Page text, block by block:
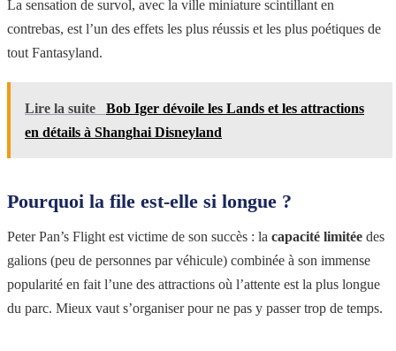
La sensation de survol, avec la ville miniature scintillant en
contrebas, est l’un des effets les plus réussis et les plus poétiques de
tout Fantasyland.
Lire la suite
Bob Iger dévoile les Lands et les attractions
en détails à Shanghai Disneyland
Pourquoi la file est-elle si longue ?
Peter Pan’s Flight est victime de son succès : la capacité limitée des
galions (peu de personnes par véhicule) combinée à son immense
popularité en fait l’une des attractions où l’attente est la plus longue
du parc. Mieux vaut s’organiser pour ne pas y passer trop de temps.